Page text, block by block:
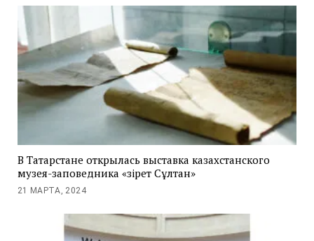
В Татарстане открылась выставка казахстанского
музея-заповедника «Әзірет Сұлтан»
21 МАРТА, 2024